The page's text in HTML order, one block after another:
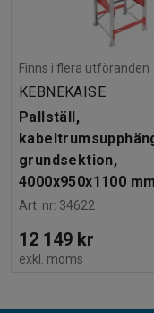
Finns i flera utföranden
KEBNEKAISE
Pallställ,
grundsektion,
4000x950x1100
Art. nr: 34622
12 149 kr
exkl. moms